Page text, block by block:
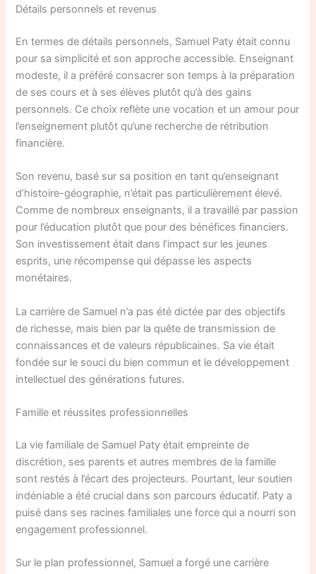
Détails personnels et revenus
En termes de détails personnels, Samuel Paty était connu
pour sa simplicité et son approche accessible. Enseignant
modeste, il a préféré consacrer son temps à la préparation
de ses cours et à ses élèves plutôt qu’à des gains
personnels. Ce choix reflète une vocation et un amour pour
l’enseignement plutôt qu’une recherche de rétribution
financière.
Son revenu, basé sur sa position en tant qu’enseignant
d’histoire-géographie, n’était pas particulièrement élevé.
Comme de nombreux enseignants, il a travaillé par passion
pour l’éducation plutôt que pour des bénéfices financiers.
Son investissement était dans l’impact sur les jeunes
esprits, une récompense qui dépasse les aspects
monétaires.
La carrière de Samuel n’a pas été dictée par des objectifs
de richesse, mais bien par la quête de transmission de
connaissances et de valeurs républicaines. Sa vie était
fondée sur le souci du bien commun et le développement
intellectuel des générations futures.
Famille et réussites professionnelles
La vie familiale de Samuel Paty était empreinte de
discrétion, ses parents et autres membres de la famille
sont restés à l’écart des projecteurs. Pourtant, leur soutien
indéniable a été crucial dans son parcours éducatif. Paty a
puisé dans ses racines familiales une force qui a nourri son
engagement professionnel.
Sur le plan professionnel, Samuel a forgé une carrière